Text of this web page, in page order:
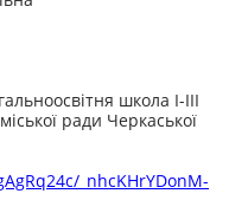
школа І-ІІІ
ради Черкаської
_nhcKHrYDonM-